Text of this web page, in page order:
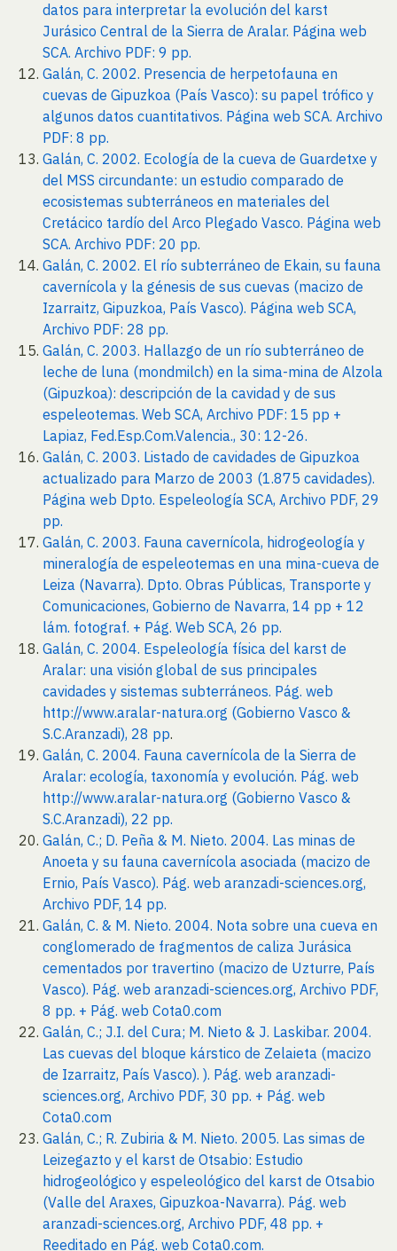
datos para interpretar la evolución del karst
Jurásico Central de la Sierra de Aralar. Página web
SCA. Archivo PDF: 9 pp.
Galán, C. 2002. Presencia de herpetofauna en
cuevas de Gipuzkoa (País Vasco): su papel trófico y
algunos datos cuantitativos. Página web SCA. Archivo
PDF: 8 pp.
Galán, C. 2002. Ecología de la cueva de Guardetxe y
del MSS circundante: un estudio comparado de
ecosistemas subterráneos en materiales del
Cretácico tardío del Arco Plegado Vasco. Página web
SCA. Archivo PDF: 20 pp.
Galán, C. 2002. El río subterráneo de Ekain, su fauna
cavernícola y la génesis de sus cuevas (macizo de
Izarraitz, Gipuzkoa, País Vasco). Página web SCA,
Archivo PDF: 28 pp.
Galán, C. 2003. Hallazgo de un río subterráneo de
leche de luna (mondmilch) en la sima-mina de Alzola
(Gipuzkoa): descripción de la cavidad y de sus
espeleotemas. Web SCA, Archivo PDF: 15 pp +
Lapiaz, Fed.Esp.Com.Valencia., 30: 12-26.
Galán, C. 2003. Listado de cavidades de Gipuzkoa
actualizado para Marzo de 2003 (1.875 cavidades).
Página web Dpto. Espeleología SCA, Archivo PDF, 29
pp.
Galán, C. 2003. Fauna cavernícola, hidrogeología y
mineralogía de espeleotemas en una mina-cueva de
Leiza (Navarra). Dpto. Obras Públicas, Transporte y
Comunicaciones, Gobierno de Navarra, 14 pp + 12
lám. fotograf. + Pág. Web SCA, 26 pp.
Galán, C. 2004. Espeleología física del karst de
Aralar: una visión global de sus principales
cavidades y sistemas subterráneos. Pág. web
http://www.aralar-natura.org (Gobierno Vasco &
S.C.Aranzadi), 28 pp.
Galán, C. 2004. Fauna cavernícola de la Sierra de
Aralar: ecología, taxonomía y evolución. Pág. web
http://www.aralar-natura.org (Gobierno Vasco &
S.C.Aranzadi), 22 pp.
Galán, C.; D. Peña & M. Nieto. 2004. Las minas de
Anoeta y su fauna cavernícola asociada (macizo de
Ernio, País Vasco). Pág. web aranzadi-sciences.org,
Archivo PDF, 14 pp.
Galán, C. & M. Nieto. 2004. Nota sobre una cueva en
conglomerado de fragmentos de caliza Jurásica
cementados por travertino (macizo de Uzturre, País
Vasco). Pág. web aranzadi-sciences.org, Archivo PDF,
8 pp. + Pág. web Cota0.com
Galán, C.; J.I. del Cura; M. Nieto & J. Laskibar. 2004.
Las cuevas del bloque kárstico de Zelaieta (macizo
de Izarraitz, País Vasco). ). Pág. web aranzadi-
sciences.org, Archivo PDF, 30 pp. + Pág. web
Cota0.com
Galán, C.; R. Zubiria & M. Nieto. 2005. Las simas de
Leizegazto y el karst de Otsabio: Estudio
hidrogeológico y espeleológico del karst de Otsabio
(Valle del Araxes, Gipuzkoa-Navarra). Pág. web
aranzadi-sciences.org, Archivo PDF, 48 pp. +
Reeditado en Pág. web Cota0.com.